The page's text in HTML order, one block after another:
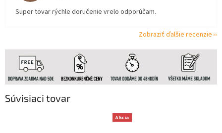
Súvisiaci tovar
Akcia
Super tovar rýchle doručenie vrelo odporúčam.
Zobraziť ďalšie recenzie